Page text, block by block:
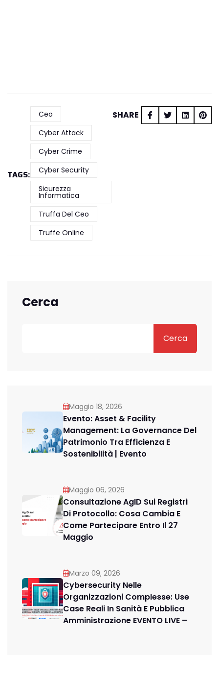
TAGS:
Ceo
Cyber Attack
Cyber Crime
Cyber Security
Sicurezza
Informatica
Truffa Del Ceo
Truffe Online
SHARE
Cerca
Cerca
Maggio 18, 2026
Evento: Asset & Facility
Management: La Governance Del
Patrimonio Tra Efficienza E
Sostenibilità | Evento
Maggio 06, 2026
Consultazione AgID Sui Registri
Di Protocollo: Cosa Cambia E
Come Partecipare Entro Il 27
Maggio
Marzo 09, 2026
Cybersecurity Nelle
Organizzazioni Complesse: Use
Case Reali In Sanità E Pubblica
Amministrazione EVENTO LIVE –